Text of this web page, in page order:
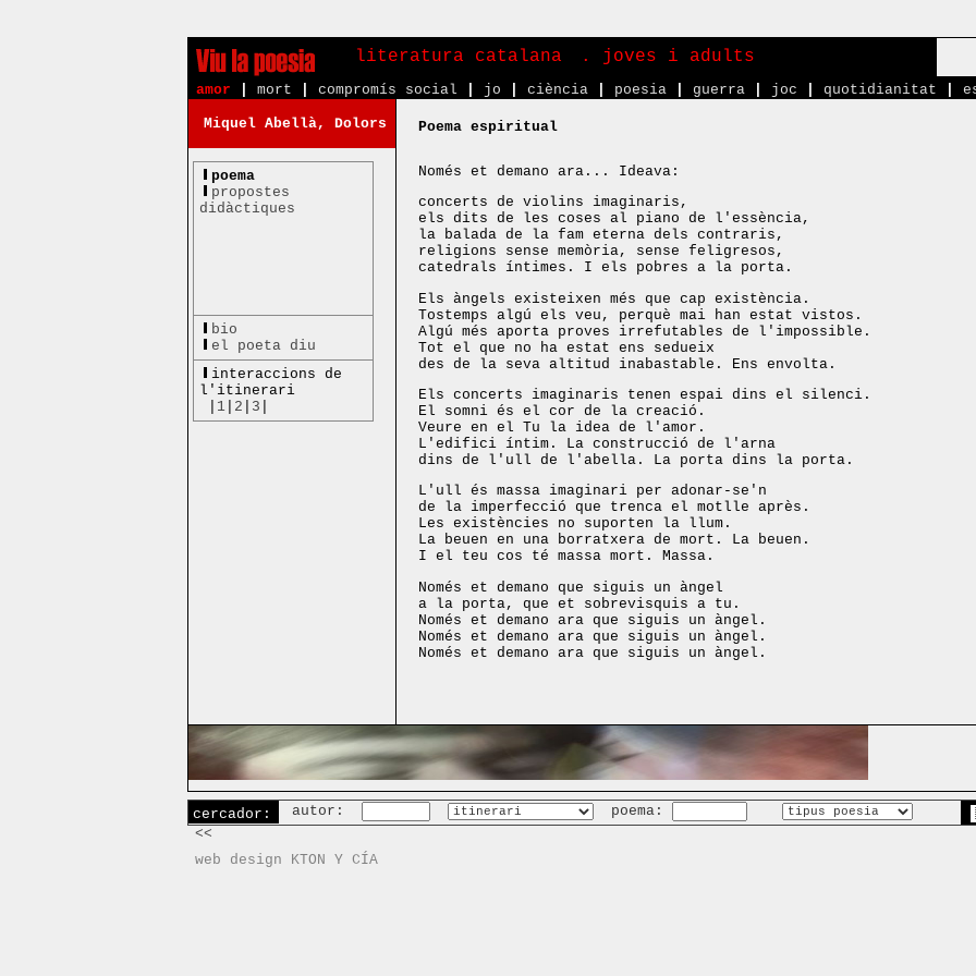
literatura catalana . joves i adults
amor
mort compromís social jo ciència poesia guerra joc quotidianitat
Miquel Abellà, Dolors
poema
propostes
didàctiques
bio
el poeta diu
interaccions de
l'itinerari
1 2 3
Poema espiritual
Només et demano ara... Ideava:
concerts de violins imaginaris,
els dits de les coses al piano de l'essència,
la balada de la fam eterna dels contraris,
religions sense memòria, sense feligresos,
catedrals íntimes. I els pobres a la porta.
Els àngels existeixen més que cap existència.
Tostemps algú els veu, perquè mai han estat vistos.
Algú més aporta proves irrefutables de l'impossible.
Tot el que no ha estat ens sedueix
des de la seva altitud inabastable. Ens envolta.
Els concerts imaginaris tenen espai dins el silenci.
El somni és el cor de la creació.
Veure en el Tu la idea de l'amor.
L'edifici íntim. La construcció de l'arna
dins de l'ull de l'abella. La porta dins la porta.
L'ull és massa imaginari per adonar-se'n
de la imperfecció que trenca el motlle après.
Les existències no suporten la llum.
La beuen en una borratxera de mort. La beuen.
I el teu cos té massa mort. Massa.
Només et demano que siguis un àngel
a la porta, que et sobrevisquis a tu.
Només et demano ara que siguis un àngel.
Només et demano ara que siguis un àngel.
Només et demano ara que siguis un àngel.
cercador: autor: poema:
<<
web design KTON Y CÍA